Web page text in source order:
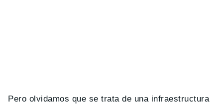
Pero olvidamos que se trata de una infraestructura